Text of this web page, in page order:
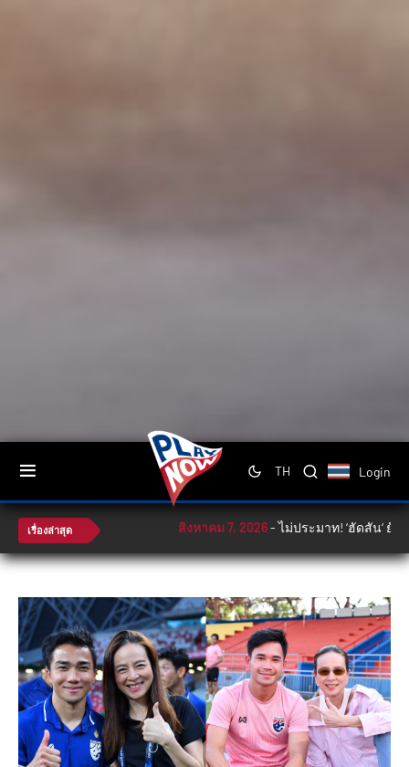
TH Login
เรื่องล่าสุด สิงหาคม 7, 2026-ไม่ประมาท! ‘ฮัดสัน‘ ยันช้